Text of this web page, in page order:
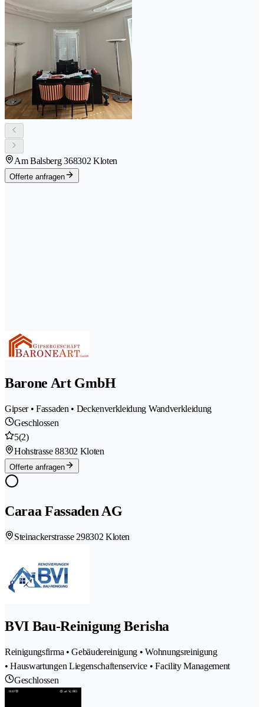
Am Balsberg 368302 Kloten
Offerte anfragen
Barone Art GmbH
Gipser • Fassaden • Deckenverkleidung Wandverkleidung
Geschlossen
5(2)
Hohstrasse 88302 Kloten
Offerte anfragen
Caraa Fassaden AG
Steinackerstrasse 298302 Kloten
BVI Bau-Reinigung Berisha
Reinigungsfirma • Gebäudereinigung • Wohnungsreinigung
• Hauswartungen Liegenschaftenservice • Facility Management
Geschlossen